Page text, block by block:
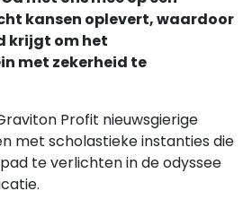
kansen oplevert, waardoor
krijgt om het
met zekerheid te
Profit nieuwsgierige
met scholastieke instanties die
te verlichten in de odyssee